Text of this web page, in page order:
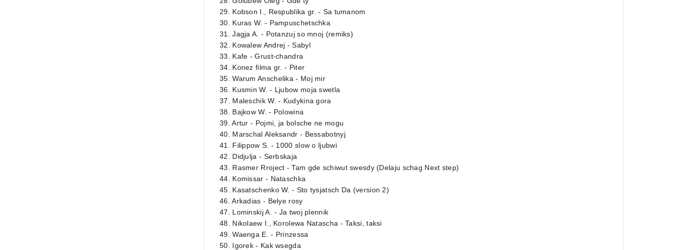
29. Kobson I., Respublika gr. - Sa tumanom
30. Kuras W. - Pampuschetschka
31. Jagja A. - Potanzuj so mnoj (remiks)
32. Kowalew Andrej - Sabyl
33. Kafe - Grust-chandra
34. Konez filma gr. - Piter
35. Warum Anschelika - Moj mir
36. Kusmin W. - Ljubow moja swetla
37. Maleschik W. - Kudykina gora
38. Bajkow W. - Polowina
39. Artur - Pojmi, ja bolsche ne mogu
40. Marschal Aleksandr - Bessabotnyj
41. Filippow S. - 1000 slow o ljubwi
42. Didjulja - Serbskaja
43. Rasmer Rroject - Tam gde schiwut swesdy (Delaju schag Next step)
44. Komissar - Nataschka
45. Kasatschenko W. - Sto tysjatsch Da (version 2)
46. Arkadias - Belye rosy
47. Lominskij A. - Ja twoj plennik
48. Nikolaew I., Korolewa Natascha - Taksi, taksi
49. Waenga E. - Prinzessa
50. Igorek - Kak wsegda